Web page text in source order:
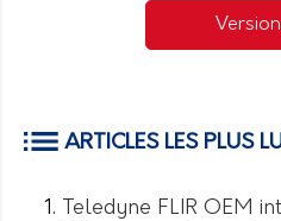
Version
ARTICLES LES PLUS
Teledyne FLIR OEM